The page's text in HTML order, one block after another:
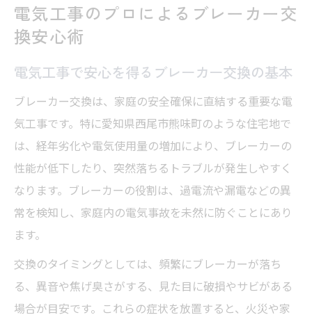
電気工事とブレーカー交換の流れを解説
家庭の安全守るブレーカー交換時の要点
家庭の安全を守る電気工事の重要ポイント
ブレーカー交換前後の電気工事注意事項と
電気工事で確認したいブレーカーの劣化サ
イン
安全な電気工事のための業者選びのコツ
ブレーカー交換時の電気工事手順を詳しく
ブレーカー交換を考えるなら工事費用の疑問を
解決
電気工事にかかるブレーカー交換費用の目
電気工事のプロによるブレーカー交
換安心術
電気工事で安心を得るブレーカー交換の基本
ブレーカー交換は、家庭の安全確保に直結する重要な電
気工事です。特に愛知県西尾市熊味町のような住宅地で
は、経年劣化や電気使用量の増加により、ブレーカーの
性能が低下したり、突然落ちるトラブルが発生しやすく
なります。ブレーカーの役割は、過電流や漏電などの異
常を検知し、家庭内の電気事故を未然に防ぐことにあり
ます。
交換のタイミングとしては、頻繁にブレーカーが落ち
る、異音や焦げ臭さがする、見た目に破損やサビがある
場合が目安です。これらの症状を放置すると、火災や家